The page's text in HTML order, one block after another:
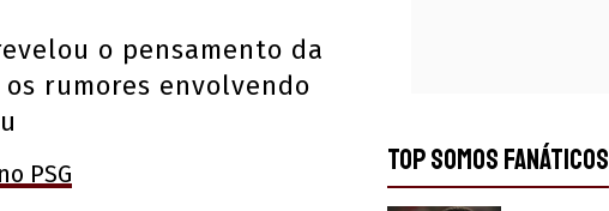
o pensamento da
rumores envolvendo
PSG
TOP SOMOS FANÁTICOS